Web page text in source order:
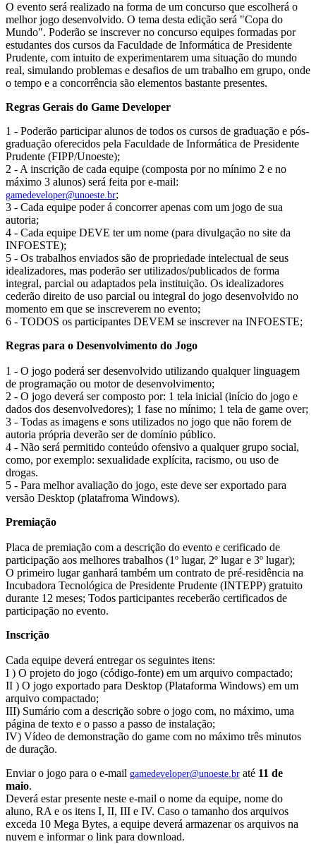
O evento será realizado na forma de um concurso que escolherá o
melhor jogo desenvolvido. O tema desta edição será "Copa do
Mundo". Poderão se inscrever no concurso equipes formadas por
estudantes dos cursos da Faculdade de Informática de Presidente
Prudente, com intuito de experimentarem uma situação do mundo
real, simulando problemas e desafios de um trabalho em grupo, onde
o tempo e a concorrência são elementos bastante presentes.
Regras Gerais do Game Developer
1 - Poderão participar alunos de todos os cursos de graduação e pós-
graduação oferecidos pela Faculdade de Informática de Presidente
Prudente (FIPP/Unoeste);
2 - A inscrição de cada equipe (composta por no mínimo 2 e no
máximo 3 alunos) será feita por e-mail:
gamedeveloper@unoeste.br;
3 - Cada equipe poder á concorrer apenas com um jogo de sua
autoria;
4 - Cada equipe DEVE ter um nome (para divulgação no site da
INFOESTE);
5 - Os trabalhos enviados são de propriedade intelectual de seus
idealizadores, mas poderão ser utilizados/publicados de forma
integral, parcial ou adaptados pela instituição. Os idealizadores
cederão direito de uso parcial ou integral do jogo desenvolvido no
momento em que se inscreverem no evento;
6 - TODOS os participantes DEVEM se inscrever na INFOESTE;
Regras para o Desenvolvimento do Jogo
1 - O jogo poderá ser desenvolvido utilizando qualquer linguagem
de programação ou motor de desenvolvimento;
2 - O jogo deverá ser composto por: 1 tela inicial (início do jogo e
dados dos desenvolvedores); 1 fase no mínimo; 1 tela de game over;
3 - Todas as imagens e sons utilizados no jogo que não forem de
autoria própria deverão ser de domínio público.
4 - Não será permitido conteúdo ofensivo a qualquer grupo social,
como, por exemplo: sexualidade explícita, racismo, ou uso de
drogas.
5 - Para melhor avaliação do jogo, este deve ser exportado para
versão Desktop (platafroma Windows).
Premiação
Placa de premiação com a descrição do evento e cerificado de
participação aos melhores trabalhos (1º lugar, 2º lugar e 3º lugar);
O primeiro lugar ganhará também um contrato de pré-residência na
Incubadora Tecnológica de Presidente Prudente (INTEPP) gratuito
durante 12 meses; Todos participantes receberão certificados de
participação no evento.
Inscrição
Cada equipe deverá entregar os seguintes itens:
I ) O projeto do jogo (código-fonte) em um arquivo compactado;
II ) O jogo exportado para Desktop (Plataforma Windows) em um
arquivo compactado;
III) Sumário com a descrição sobre o jogo com, no máximo, uma
página de texto e o passo a passo de instalação;
IV) Vídeo de demonstração do game com no máximo três minutos
de duração.
Enviar o jogo para o e-mail gamedeveloper@unoeste.br até 11 de
maio.
Deverá estar presente neste e-mail o nome da equipe, nome do
aluno, RA e os itens I, II, III e IV. Caso o tamanho dos arquivos
exceda 10 Mega Bytes, a equipe deverá armazenar os arquivos na
nuvem e informar o link para download.